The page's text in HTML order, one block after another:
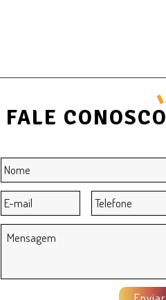
FALE CONOSCO
Nome *
E-
mail *
Telefone
Mensagem